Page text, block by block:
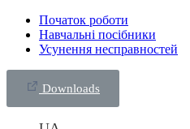
Початок роботи
Навчальні посібники
Усунення несправностей
Downloads